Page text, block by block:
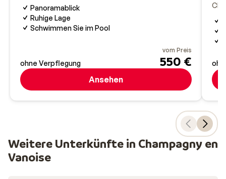
Panoramablick
Ruhige Lage
Schwimmen Sie im Pool
ohne Verpflegung
vom Preis
550 €
Ansehen
Weitere Unterkünfte in Champagny en
Vanoise